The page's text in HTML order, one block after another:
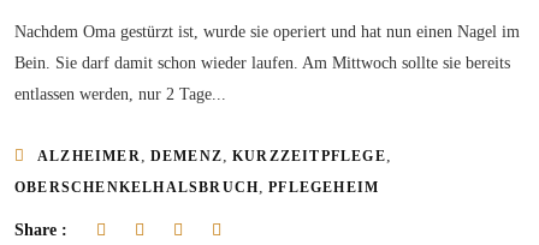
Nachdem Oma gestürzt ist, wurde sie operiert und hat nun einen Nagel im
Bein. Sie darf damit schon wieder laufen. Am Mittwoch sollte sie bereits
entlassen werden, nur 2 Tage...
ALZHEIMER DEMENZ ,KURZZEITPFLEGE
OBERSCHENKELHALSBRUCH ,PFLEGEHEIM
Share :